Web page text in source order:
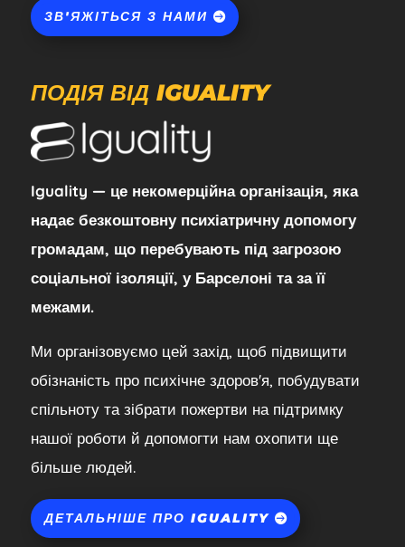
ЗВ'ЯЖІТЬСЯ З НАМИ
ПОДІЯ ВІД IGUALITY
Iguality — це некомерційна організація, яка
надає безкоштовну психіатричну допомогу
громадам, що перебувають під загрозою
соціальної ізоляції, у Барселоні та за її
межами.
Ми організовуємо цей захід, щоб підвищити
обізнаність про психічне здоров'я, побудувати
спільноту та зібрати пожертви на підтримку
нашої роботи й допомогти нам охопити ще
більше людей.
ДЕТАЛЬНІШЕ ПРО IGUALITY